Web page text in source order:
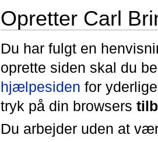
Opretter Carl
Du har fulgt en
oprette siden skal du
hjælpesiden for
tryk på din browsers
Du arbejder uden at